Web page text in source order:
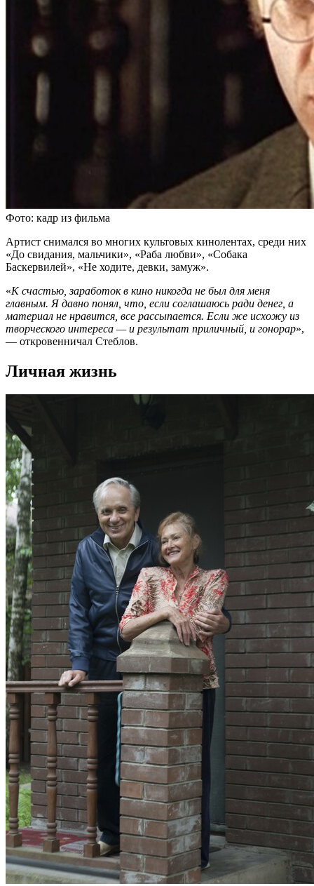
Фото: кадр из фильма
Артист снимался во многих культовых кинолентах, среди них
«До свидания, мальчики», «Раба любви», «Собака
Баскервилей», «Не ходите, девки, замуж».
«К счастью, заработок в кино никогда не был для меня
главным. Я давно понял, что, если соглашаюсь ради денег, а
материал не нравится, все рассыпается. Если же исхожу из
творческого интереса — и результат приличный, и гонорар»,
— откровенничал Стеблов.
Личная жизнь